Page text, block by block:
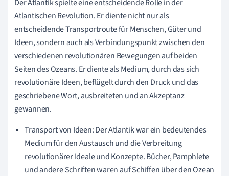
Der Atlantik spielte eine entscheidende Rolle in der
Atlantischen Revolution. Er diente nicht nur als
entscheidende Transportroute für Menschen, Güter und
Ideen, sondern auch als Verbindungspunkt zwischen den
verschiedenen revolutionären Bewegungen auf beiden
Seiten des Ozeans. Er diente als Medium, durch das sich
revolutionäre Ideen, beflügelt durch den Druck und das
geschriebene Wort, ausbreiteten und an Akzeptanz
gewannen.
Transport von Ideen: Der Atlantik war ein bedeutendes
Medium für den Austausch und die Verbreitung
revolutionärer Ideale und Konzepte. Bücher, Pamphlete
und andere Schriften waren auf Schiffen über den Ozean